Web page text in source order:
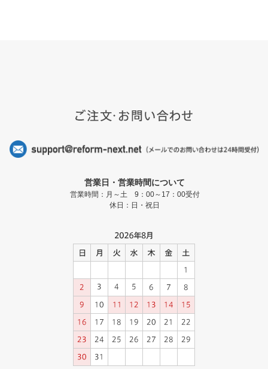
営業日・営業時間について
営業時間：月～土 9：00～17：00受付
休日：日・祝日